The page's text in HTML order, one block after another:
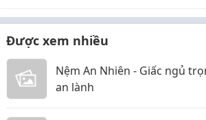
Được xem nhiều
Nệm An Nhiên - Giấc ngủ
an lành